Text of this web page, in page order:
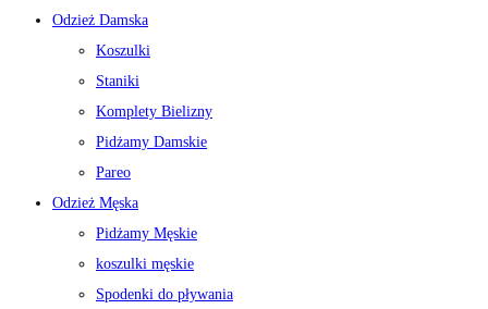
Odzież Damska
Koszulki
Staniki
Komplety Bielizny
Pidżamy Damskie
Pareo
Odzież Męska
Pidżamy Męskie
koszulki męskie
Spodenki do pływania